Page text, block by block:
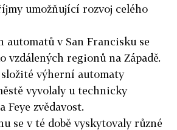
umožňující rozvoj celého
automatů v San Francisku se
regionů na Západě.
výherní automaty
vyvolaly u technicky
Feye zvědavost.
se v té době vyskytovaly různé